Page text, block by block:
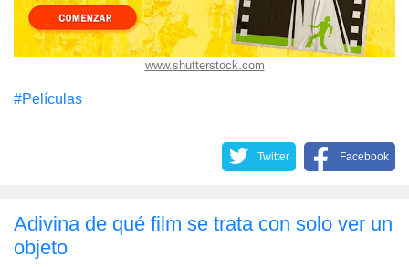
www.shutterstock.com
#Películas
Twitter Facebook
Adivina de qué film se trata con solo ver un
objeto